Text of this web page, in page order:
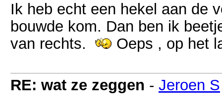
Ik heb echt een hekel aan de
bouwde kom. Dan ben ik
van rechts.
Oeps , op het
RE: wat ze zeggen - Jeroen S